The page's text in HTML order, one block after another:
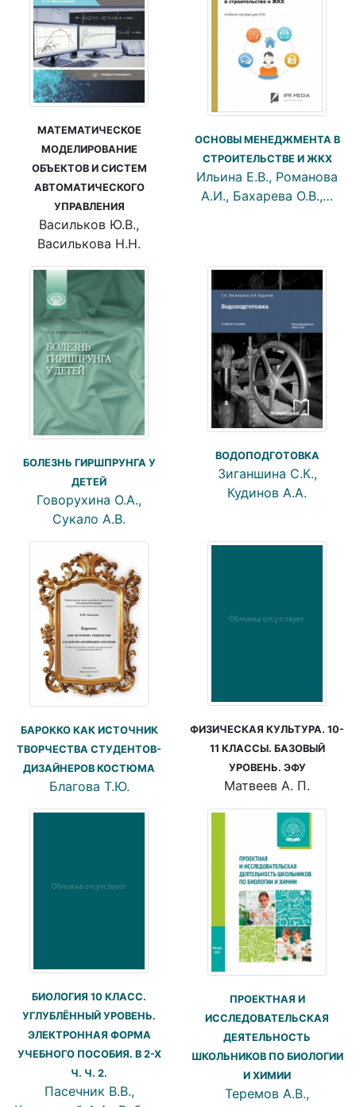
МАТЕМАТИЧЕСКОЕ
МОДЕЛИРОВАНИЕ
ОБЪЕКТОВ И СИСТЕМ
АВТОМАТИЧЕСКОГО
УПРАВЛЕНИЯ
Васильков Ю.В.,
Василькова Н.Н.
ОСНОВЫ МЕНЕДЖМЕНТА В
СТРОИТЕЛЬСТВЕ И ЖКХ
Ильина Е.В., Романова
А.И., Бахарева О.В.,…
БОЛЕЗНЬ ГИРШПРУНГА У
ДЕТЕЙ
Говорухина О.А.,
Сукало А.В.
ВОДОПОДГОТОВКА
Зиганшина С.К.,
Кудинов А.А.
БАРОККО КАК ИСТОЧНИК
ТВОРЧЕСТВА СТУДЕНТОВ-
ДИЗАЙНЕРОВ КОСТЮМА
Благова Т.Ю.
ФИЗИЧЕСКАЯ КУЛЬТУРА. 10-
11 КЛАССЫ. БАЗОВЫЙ
УРОВЕНЬ. ЭФУ
Матвеев А. П.
БИОЛОГИЯ 10 КЛАСС.
УГЛУБЛЁННЫЙ УРОВЕНЬ.
ЭЛЕКТРОННАЯ ФОРМА
УЧЕБНОГО ПОСОБИЯ. В 2-Х
Ч. Ч. 2.
Пасечник В.В.,
ПРОЕКТНАЯ И
ИССЛЕДОВАТЕЛЬСКАЯ
ДЕЯТЕЛЬНОСТЬ
ШКОЛЬНИКОВ ПО БИОЛОГИИ
И ХИМИИ
Теремов А.В.,